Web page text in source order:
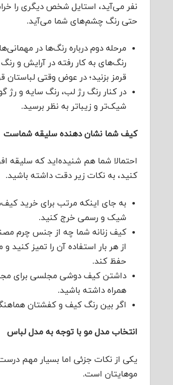
نفر می‌آید، استایل شخص دیگری را
حتی رنگ چشم‌های شما می‌آید.
مرحله دوم درباره رنگ‌ها در
رنگ‌های به کار رفته در آرایش و
قرمز بزنید؛ در عوض وقتی لباستان
در کنار رنگ رژ لب، رنگ سایه و رژ
شیک‌تر و زیباتر به نظر برسید.
کیف شما نشان دهنده سلیقه شماست
احتمالا شما هم شنیده‌اید که سلیقه
کنید، به نکات زیر دقت داشته باشید.
به جای اینکه مرتب برای خرید
شیک و رسمی خرج کنید.
کیف زنانه شما چه از جنس چرم
از هر بار استفاده آن را تمیز کنید
حفظ کند.
داشتن کیف دوشی مجلسی برای
همراه داشته باشید.
اگر بین رنگ کیف و کفشتان
انتخاب مدل مو با توجه به مدل لباس
یکی از نکات جزئی اما بسیار مهم
موهایتان است.